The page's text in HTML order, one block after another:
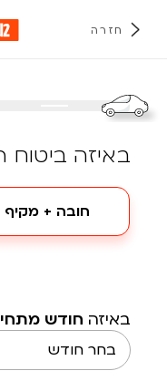
חזרה
באיזה ביטוח
חובה + מקיף
באיזה חודש